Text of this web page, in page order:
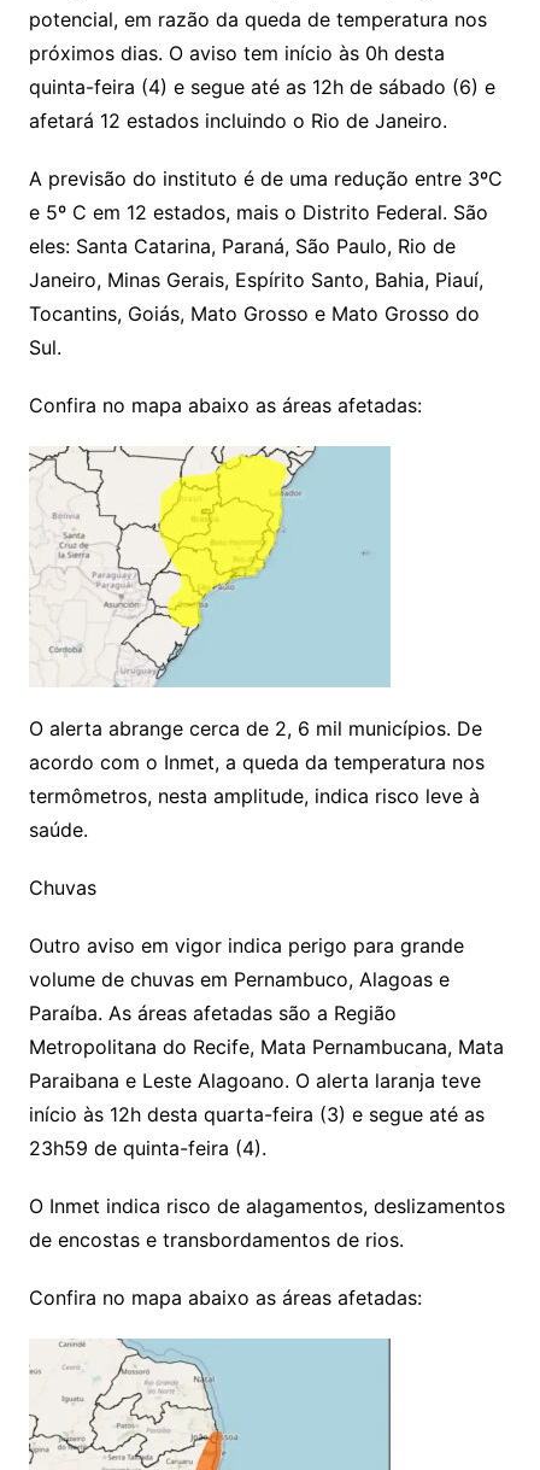
potencial, em razão da queda de temperatura nos
próximos dias. O aviso tem início às 0h desta
quinta-feira (4) e segue até as 12h de sábado (6) e
afetará 12 estados incluindo o Rio de Janeiro.
A previsão do instituto é de uma redução entre 3ºC
e 5º C em 12 estados, mais o Distrito Federal. São
eles: Santa Catarina, Paraná, São Paulo, Rio de
Janeiro, Minas Gerais, Espírito Santo, Bahia, Piauí,
Tocantins, Goiás, Mato Grosso e Mato Grosso do
Sul.
Confira no mapa abaixo as áreas afetadas:
O alerta abrange cerca de 2, 6 mil municípios. De
acordo com o Inmet, a queda da temperatura nos
termômetros, nesta amplitude, indica risco leve à
saúde.
Chuvas
Outro aviso em vigor indica perigo para grande
volume de chuvas em Pernambuco, Alagoas e
Paraíba. As áreas afetadas são a Região
Metropolitana do Recife, Mata Pernambucana, Mata
Paraibana e Leste Alagoano. O alerta laranja teve
início às 12h desta quarta-feira (3) e segue até as
23h59 de quinta-feira (4).
O Inmet indica risco de alagamentos, deslizamentos
de encostas e transbordamentos de rios.
Confira no mapa abaixo as áreas afetadas: